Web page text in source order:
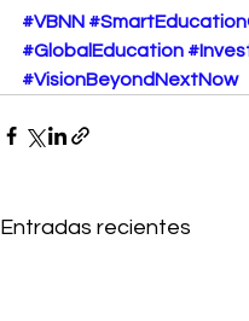
#VBNN
#GlobalEducation
#VisionBeyondNextNow
Entradas recientes